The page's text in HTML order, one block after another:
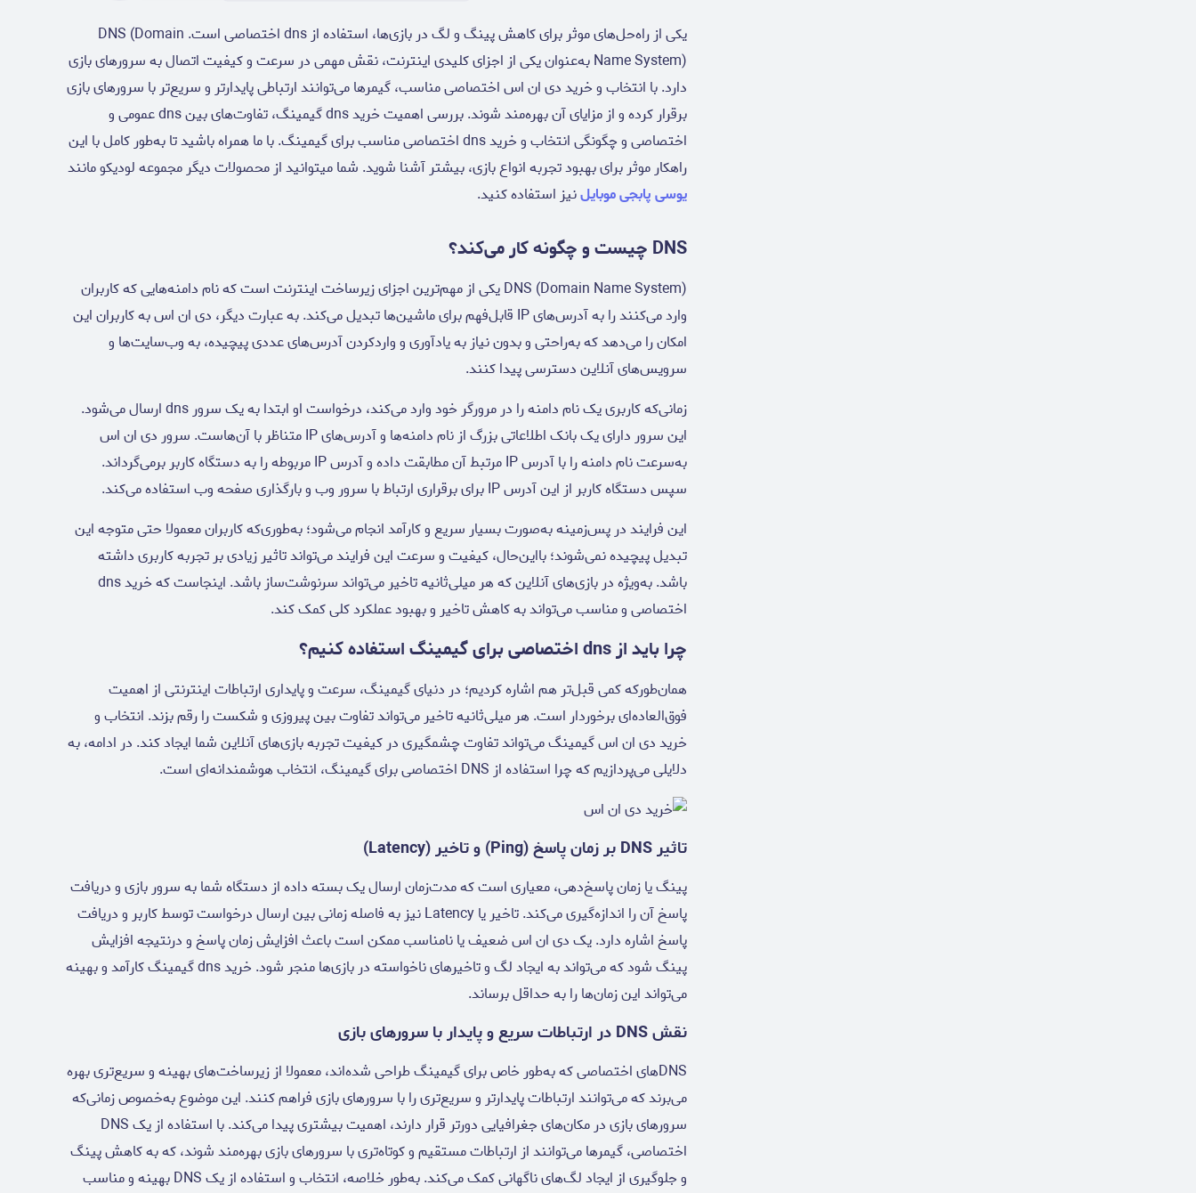
یکی از راه‌حل‌های موثر برای کاهش پینگ و لگ در بازی‌ها، استفاده از dns اختصاصی است. DNS (Domain
Name System) به‌عنوان یکی از اجزای کلیدی اینترنت، نقش مهمی در سرعت و کیفیت اتصال به سرورهای بازی
دارد. با انتخاب و خرید دی ان اس اختصاصی مناسب، گیمرها می‌توانند ارتباطی پایدارتر و سریع‌تر با سرورهای بازی
برقرار کرده و از مزایای آن بهره‌مند شوند. بررسی اهمیت خرید dns گیمینگ، تفاوت‌های بین dns عمومی و
اختصاصی و چگونگی انتخاب و خرید dns اختصاصی مناسب برای گیمینگ. با ما همراه باشید تا به‌طور کامل با این
راهکار موثر برای بهبود تجربه انواع بازی، بیشتر آشنا شوید. شما میتوانید از محصولات دیگر مجموعه لودیکو مانند
یوسی پابجی موبایلنیز استفاده کنید.
DNS چیست و چگونه کار می‌کند؟
DNS (Domain Name System) یکی از مهم‌ترین اجزای زیرساخت اینترنت است که نام دامنه‌هایی که کاربران
وارد می‌کنند را به آدرس‌های IP قابل‌فهم برای ماشین‌ها تبدیل می‌کند. به عبارت دیگر، دی ان اس به کاربران این
امکان را می‌دهد که به‌راحتی و بدون نیاز به یادآوری و واردکردن آدرس‌های عددی پیچیده، به وب‌سایت‌ها و
سرویس‌های آنلاین دسترسی پیدا کنند.
زمانی‌که کاربری یک نام دامنه را در مرورگر خود وارد می‌کند، درخواست او ابتدا به یک سرور dns ارسال می‌شود.
این سرور دارای یک بانک اطلاعاتی بزرگ از نام دامنه‌ها و آدرس‌های IP متناظر با آن‌هاست. سرور دی ان اس
به‌سرعت نام دامنه را با آدرس IP مرتبط آن مطابقت داده و آدرس IP مربوطه را به دستگاه کاربر برمی‌گرداند.
سپس دستگاه کاربر از این آدرس IP برای برقراری ارتباط با سرور وب و بارگذاری صفحه وب استفاده می‌کند.
این فرایند در پس‌زمینه به‌صورت بسیار سریع و کارآمد انجام می‌شود؛ به‌طوری‌که کاربران معمولا حتی متوجه این
تبدیل پیچیده نمی‌شوند؛ با‌این‌حال، کیفیت و سرعت این فرایند می‌تواند تاثیر زیادی بر تجربه کاربری داشته
باشد. به‌ویژه در بازی‌های آنلاین که هر میلی‌ثانیه تاخیر می‌تواند سرنوشت‌ساز باشد. اینجاست که خرید dns
اختصاصی و مناسب می‌تواند به کاهش تاخیر و بهبود عملکرد کلی کمک کند.
چرا باید از dns اختصاصی برای گیمینگ استفاده کنیم؟
همان‌طورکه کمی قبل‌تر هم اشاره کردیم؛ در دنیای گیمینگ، سرعت و پایداری ارتباطات اینترنتی از اهمیت
فوق‌العاده‌ای برخوردار است. هر میلی‌ثانیه تاخیر می‌تواند تفاوت بین پیروزی و شکست را رقم بزند. انتخاب و
خرید دی ان اس گیمینگ می‌تواند تفاوت چشمگیری در کیفیت تجربه بازی‌های آنلاین شما ایجاد کند. در ادامه، به
دلایلی می‌پردازیم که چرا استفاده از DNS اختصاصی برای گیمینگ، انتخاب هوشمندانه‌ای است.
تاثیر DNS بر زمان پاسخ (Ping) و تاخیر (Latency)
پینگ یا زمان پاسخ‌دهی، معیاری است که مدت‌زمان ارسال یک بسته داده از دستگاه شما به سرور بازی و دریافت
پاسخ آن را اندازه‌گیری می‌کند. تاخیر یا Latency نیز به فاصله زمانی بین ارسال درخواست توسط کاربر و دریافت
پاسخ اشاره دارد. یک دی ان اس ضعیف یا نامناسب ممکن است باعث افزایش زمان پاسخ و درنتیجه افزایش
پینگ شود که می‌تواند به ایجاد لگ و تاخیرهای ناخواسته در بازی‌ها منجر شود. خرید dns گیمینگ کارآمد و بهینه
می‌تواند این زمان‌ها را به حداقل برساند.
نقش DNS در ارتباطات سریع و پایدار با سرورهای بازی
DNS‌های اختصاصی که به‌طور خاص برای گیمینگ طراحی شده‌اند، معمولا از زیرساخت‌های بهینه و سریع‌تری بهره
می‌برند که می‌توانند ارتباطات پایدارتر و سریع‌تری را با سرورهای بازی فراهم کنند. این موضوع به‌خصوص زمانی‌که
سرورهای بازی در مکان‌های جغرافیایی دورتر قرار دارند، اهمیت بیشتری پیدا می‌کند. با استفاده از یک DNS
اختصاصی، گیمرها می‌توانند از ارتباطات مستقیم و کوتاه‌تری با سرورهای بازی بهره‌مند شوند، که به کاهش پینگ
و جلوگیری از ایجاد لگ‌های ناگهانی کمک می‌کند. به‌طور خلاصه، انتخاب و استفاده از یک DNS بهینه و مناسب